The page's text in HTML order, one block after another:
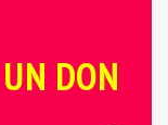
DON